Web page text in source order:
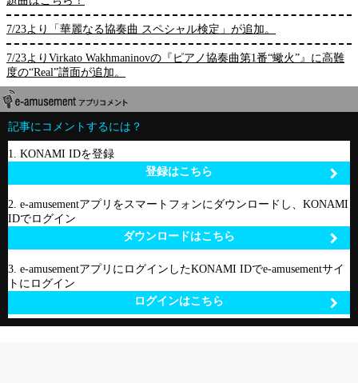
7/23より「華麗なる協奏曲 スペシャル検定」が追加。
7/23よりVirkato Wakhmaninovの『ピアノ協奏曲第1番“蠍火”』に高難
度の“Real”譜面が追加。
記事にコメントするには？
1. KONAMI IDを登録
登録はこちら
2. e-amusementアプリをスマートフォンにダウンロードし、KONAMI
IDでログイン
ダウンロードはこちら
3. e-amusementアプリにログインしたKONAMI IDでe-amusementサイ
トにログイン
ログインはこちら